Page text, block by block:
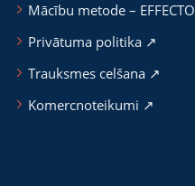
Mācību metode – EFFECTO
Privātuma politika ↗
Trauksmes celšana ↗
Komercnoteikumi ↗